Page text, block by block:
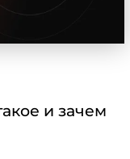
и зачем